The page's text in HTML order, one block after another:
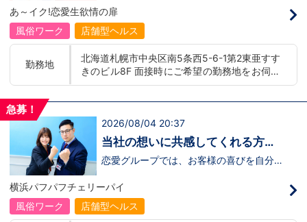
んか！？ 勿論、男性だけではなく女性も
活躍中。ハピネスグループ初の女性店長だ
って目指せます。それでもまだ迷ってるっ
て方は是非オフィシャルサイトをご覧下さ
お手数ですがコピー＆ペーストしてURLを
開いていただければです。先輩のインタビ
ュー動画など、アナタが一歩踏み出すキッ
非ご覧ください(^^)鳥取米子で 「オトコの
480万円＋目標達成報奨金100万円☆※今
だけ限定引越し代も当社負担！！！
バー！店舗間5分程度お客様を送迎するだ
け！時給：①1,300円～②1,100円～勤務
時間：①早番：8:00～18:00 （食事休憩
あり：実働9時間） 遅番：16:00～翌
日祝日の日中(9時～16時位まで)、平日夜
(夕方～24時位まで)※ご希望があれば、そ
の他のシフト調整も可能です。お気軽にご
であればOK！②ご自身の車持ち込み
用時は時給変動あり）「今すぐ稼ぎた
い！」「業界に興味はあるけどちょっと不
安...」「運転が好き！」という方、大歓
迎！スピード採用中につき、ご応募はお急
喜びを自分自身の喜びに感じられるような
人物を求めています！・接客が好き・お客
様が笑顔になると自分も嬉しい・お客様だ
けでなく、働く仲間もキャストさんも笑顔
あ～イク!恋愛生欲情の扉
風俗ワーク
店舗型ヘルス
勤務地
北海道札幌市中央区南5条西5-6-1第2東亜すす
きのビル8F 面接時にご希望の勤務地をお伺い
し、配属店舗を決定いたします。 入社後の転
■横浜エリア：神奈川県横浜市中区 ・京急線
黄金町駅、日ノ出町駅 ・市営地下鉄阪東橋
駅、伊勢佐木長者町駅 ・JR横浜線関内駅 ■札
幌エリア：北海道札幌市 地下鉄南北線すすき
の駅
急募！
2026/08/04 20:37
当社の想いに共感してくれる方、
大募集‼
恋愛グループでは、お客様の喜びを自分自
います！・接客が好き・お客様が笑顔にな
ると自分も嬉しい・お客様だけでなく、働
く仲間もキャストさんも笑顔になると嬉し
い・喜んで(楽しんで)もらう為にはどうし
横浜パフパフチェリーパイ
風俗ワーク
店舗型ヘルス